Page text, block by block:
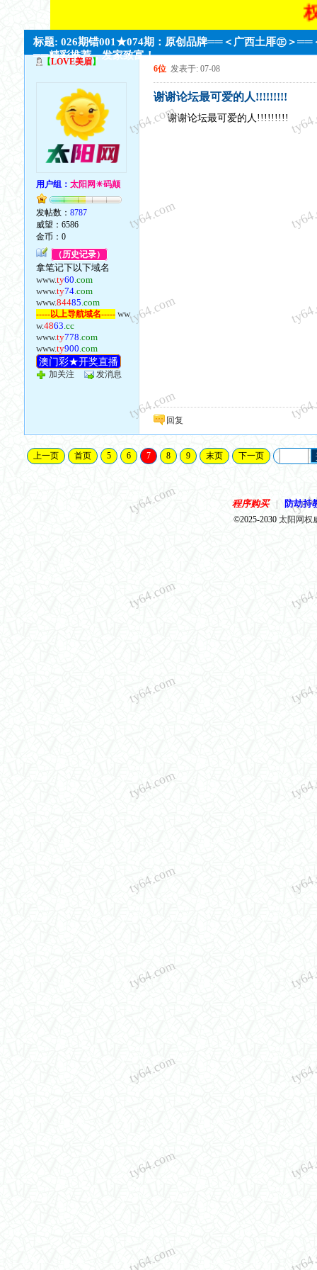
权
标题: 026期错001★074期：原创品牌══＜广西土厞㊣＞
══精彩推荐，发家致富！
【LOVE美眉】
用户组：太阳网☀码颠
发帖数：8787
威望：6586
金币：0
（历史记录）
拿笔记下以下域名
www.ty60.com
www.ty74.com
www.84485.com
-----以上导航域名----- ww
w.4863.cc
www.ty778.com
www.ty900.com
澳门彩★开奖直播
加关注 发消息
6位 发表于: 07-08
谢谢论坛最可爱的人!!!!!!!!!
谢谢论坛最可爱的人!!!!!!!!!
回复
上一页 首页 5 6 7 8 9 末页 下一页
程序购买 防劫持
©2025-2030太阳网权
ty64.com
ty64.com
ty64.com
ty64.com
ty64.com
ty64.com
ty64.com
ty64.com
ty64.com
ty64.com
ty64.com
ty64.com
ty64.com